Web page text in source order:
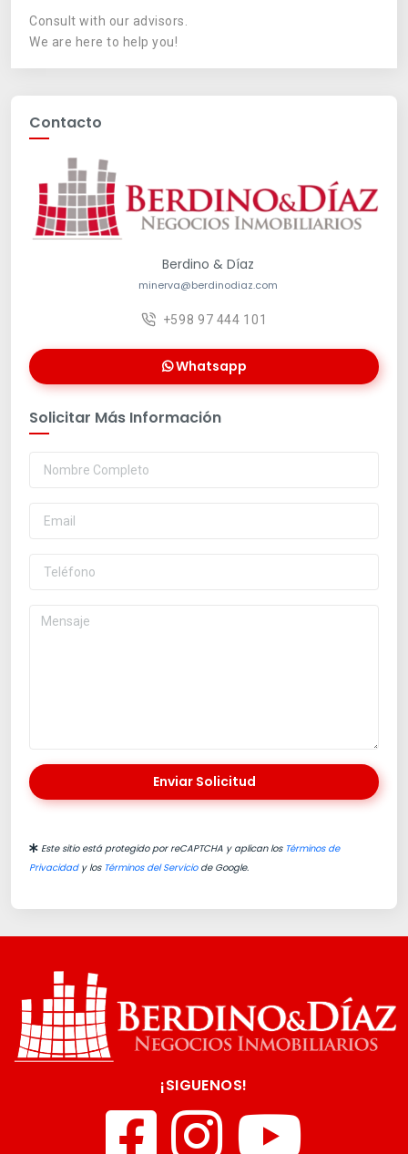
Consult with our advisors.
We are here to help you!
Contacto
Berdino & Díaz
minerva@berdinodiaz.com
+598 97 444 101
Whatsapp
Solicitar Más Información
Enviar Solicitud
Este sitio está protegido por reCAPTCHA y aplican los Términos de
Privacidady los Términos del Serviciode Google.
¡SIGUENOS!